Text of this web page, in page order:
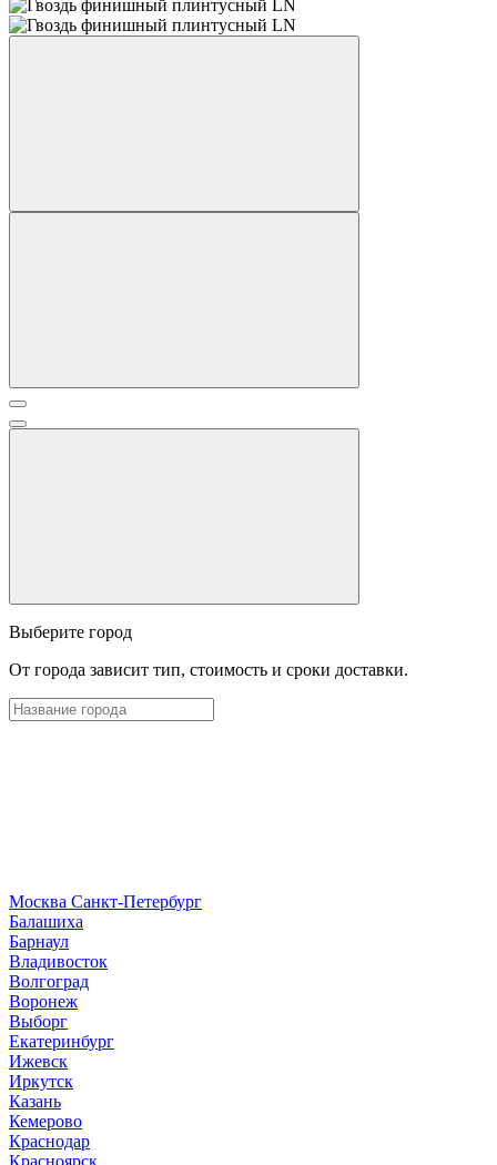
Выберите город
От города зависит тип, стоимость и сроки доставки.
Москва Санкт-Петербург
Балашиха
Барнаул
Владивосток
Волгоград
Воронеж
Выборг
Екатеринбург
Ижевск
Иркутск
Казань
Кемерово
Краснодар